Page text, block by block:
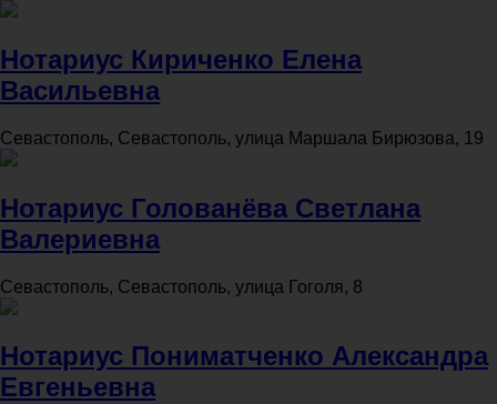
Нотариус Кириченко Елена
Васильевна
Севастополь, Севастополь, улица Маршала Бирюзова, 19
Нотариус Голованёва Светлана
Валериевна
Севастополь, Севастополь, улица Гоголя, 8
Нотариус Пониматченко Александра
Евгеньевна